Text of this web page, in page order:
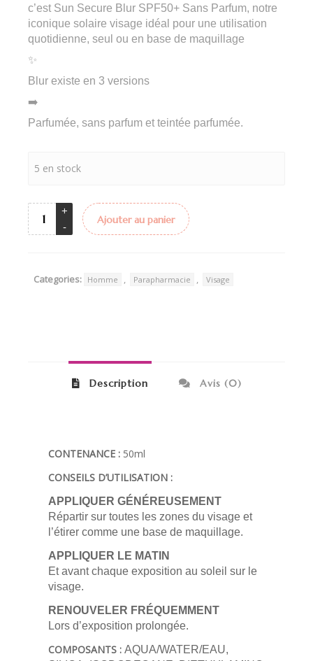
12.000 CFA.
10.500 CFA.
c’est Sun Secure Blur SPF50+ Sans Parfum, notre
iconique solaire visage idéal pour une utilisation
quotidienne, seul ou en base de maquillage
✨
Blur existe en 3 versions
➡️
Parfumée, sans parfum et teintée parfumée.
5 en stock
Ajouter au panier
Categories: Homme , Parapharmacie , Visage
Description Avis (0)
CONTENANCE : 50ml
CONSEILS D’UTILISATION :
APPLIQUER GÉNÉREUSEMENT
Répartir sur toutes les zones du visage et
l’étirer comme une base de maquillage.
APPLIQUER LE MATIN
Et avant chaque exposition au soleil sur le
visage.
RENOUVELER FRÉQUEMMENT
Lors d’exposition prolongée.
COMPOSANTS :AQUA/WATER/EAU,